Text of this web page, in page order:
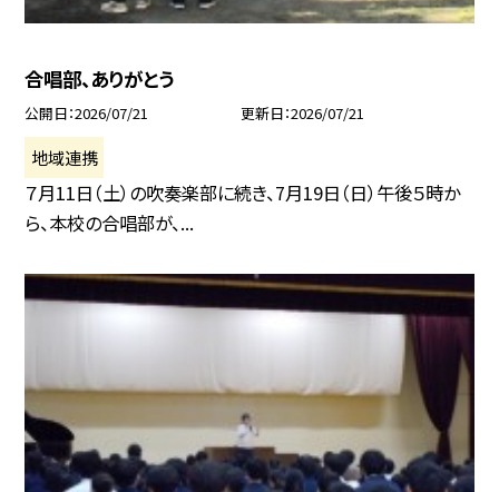
合唱部、ありがとう
公開日 2026/07/21 更新日 2026/07/21
地域連携
７月11日（土）の吹奏楽部に続き、7月19日（日）午後５時か
ら、本校の合唱部が、...